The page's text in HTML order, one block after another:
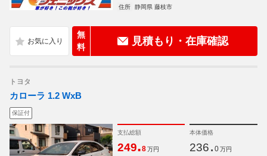
住所
静岡県 藤枝市
無
料
見積もり・在庫確認
トヨタ
カローラ 1.2 WxB
保証付
支払総額
249.8 万円
本体価格
236. 0 万円